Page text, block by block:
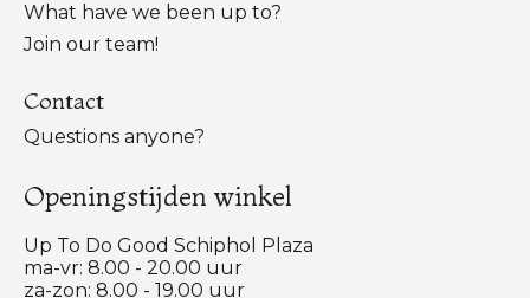
What have we been up to?
Join our team!
Contact
Questions anyone?
Openingstijden winkel
Up To Do Good Schiphol Plaza
ma-vr: 8.00 - 20.00 uur
za-zon: 8.00 - 19.00 uur